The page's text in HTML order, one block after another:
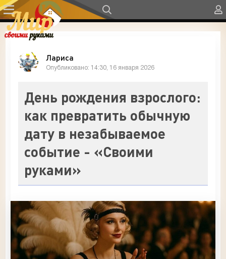
Лариса
Опубликовано: 14:30, 16 января 2026
День рождения взрослого:
как превратить обычную
дату в незабываемое
событие - «Своими
руками»